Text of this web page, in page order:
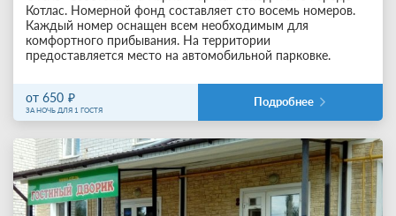
Котлас. Номерной фонд составляет сто восемь номеров.
Каждый номер оснащен всем необходимым для
комфортного прибывания. На территории
предоставляется место на автомобильной парковке.
от 650
ЗА НОЧЬ ДЛЯ 1 ГОСТЯ
Подробнее